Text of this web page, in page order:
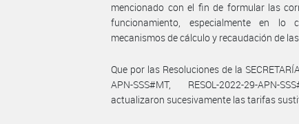
mencionado con el fin de formular las
funcionamiento, especialmente en lo
mecanismos de cálculo y recaudación de
Que por las Resoluciones de la
APN-SSS#MT, RESOL-2022-29-APN-
actualizaron sucesivamente las tarifas